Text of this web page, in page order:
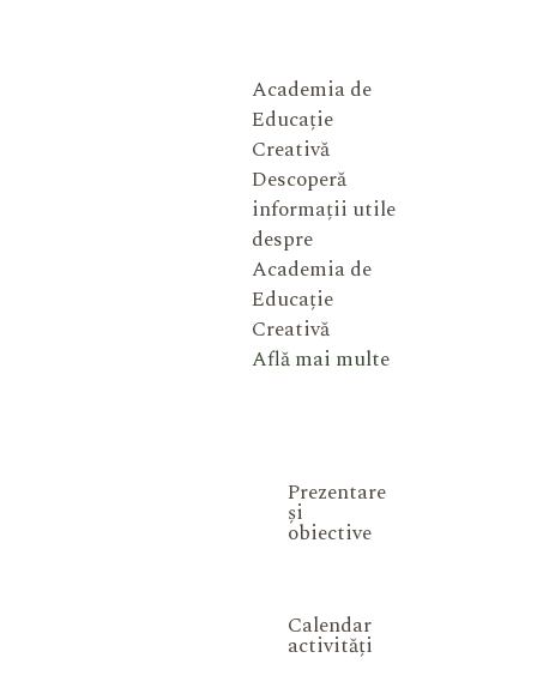
Academia de
Educație
Creativă
Descoperă
informații utile
despre
Academia de
Educație
Creativă
Află mai multe
Prezentare
și
obiective
Calendar
activități